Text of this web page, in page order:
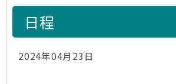
日程
2024年04月23日